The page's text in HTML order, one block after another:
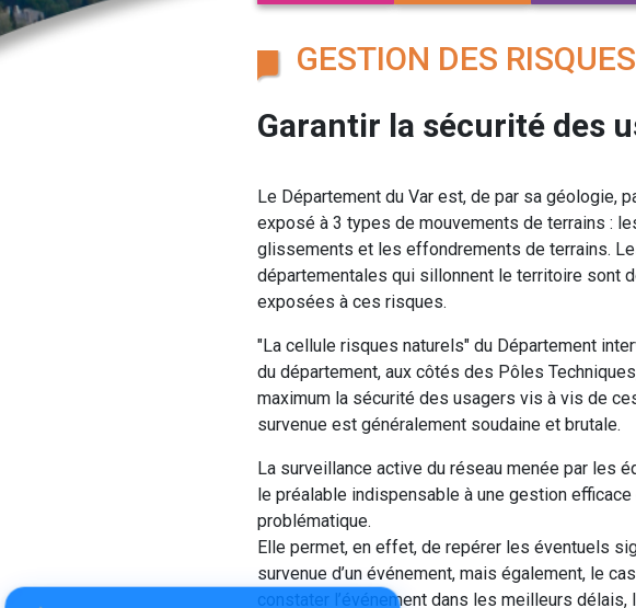
GESTION DES
Garantir la sécurité des
Le Département du Var est, de par sa géologie,
exposé à 3 types de mouvements de terrains :
glissements et les effondrements de terrains.
départementales qui sillonnent le territoire sont
exposées à ces risques.
"La cellule risques naturels" du Département
du département, aux côtés des Pôles
maximum la sécurité des usagers vis à vis de
survenue est généralement soudaine et brutale.
La surveillance active du réseau menée par les
le préalable indispensable à une gestion
problématique.
Elle permet, en effet, de repérer les éventuels
survenue d’un événement, mais également, le
constater l’événement dans les meilleurs délais,